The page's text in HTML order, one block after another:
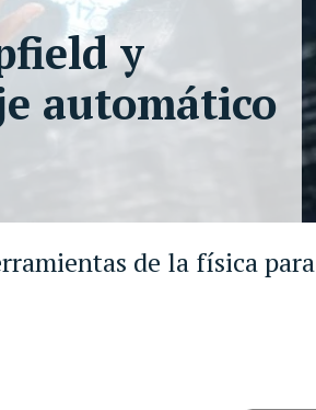
de la física para
y
automático